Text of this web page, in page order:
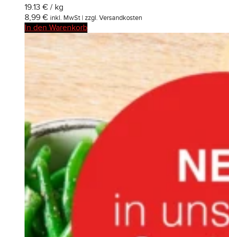
19.13 € / kg
8,99 € inkl. MwSt | zzgl. Versandkosten
In den Warenkorb